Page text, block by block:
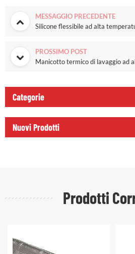
MESSAGGIO PRECEDENTE
Silicone flessibile ad alta
PROSSIMO POST
Manicotto termico di lavaggio ad
Categorie
Nuovi Prodotti
Prodotti